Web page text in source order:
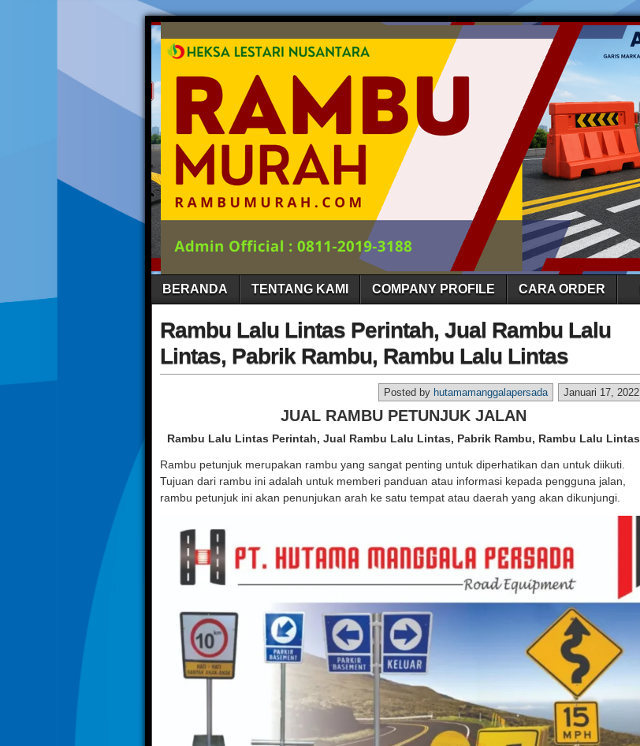
BERANDA TENTANG KAMI COMPANY PROFILE CARA ORDER
Rambu Lalu Lintas Perintah, Jual Rambu Lalu
Lintas, Pabrik Rambu, Rambu Lalu Lintas
Januari 17, 2022
Posted by hutamamanggalapersada
JUAL RAMBU PETUNJUK JALAN
Rambu Lalu Lintas Perintah, Jual Rambu Lalu Lintas, Pabrik Rambu, Rambu Lalu Lintas
Rambu petunjuk merupakan rambu yang sangat penting untuk diperhatikan dan untuk diikuti.
Tujuan dari rambu ini adalah untuk memberi panduan atau informasi kepada pengguna jalan,
rambu petunjuk ini akan penunjukan arah ke satu tempat atau daerah yang akan dikunjungi.